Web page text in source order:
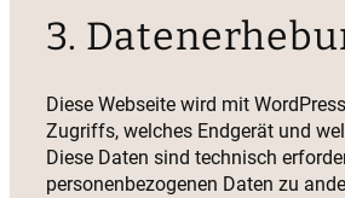
3.
Diese Webseite wird mit
Zugriffs, welches Endgerät und
Diese Daten sind technisch
personenbezogenen Daten zu